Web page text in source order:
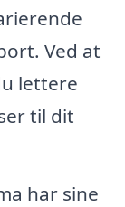
Ved at
lettere
til dit
har sine